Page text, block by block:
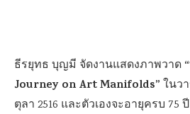
ธีรยุทธ บุญมี จัดงานแสดงภาพวาด
Journey on Art Manifolds” ในว
ตุลา 2516 และตัวเองจะอายุครบ 75 ปี